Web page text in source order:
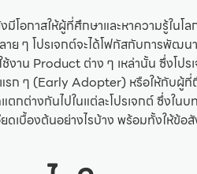
อกาสให้ผู้ที่ศึกษาและหาความรู้ในโล
ย ๆ โปรเจกต์จะได้โฟกัสกับการพัฒ
ช้งาน Product ต่าง ๆ เหล่านั้น ซึ่งโป
รก ๆ (Early Adopter) หรือให้กับผู้ที่
ตกต่างกันไปในแต่ละโปรเจกต์ ซึ่งใ
ดเบื้องต้นอย่างไรบ้าง พร้อมทั้งให้ข้อ